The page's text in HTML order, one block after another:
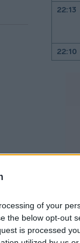
of your
the below opt-out
is processed
22:13
22:10
21:46
21:27